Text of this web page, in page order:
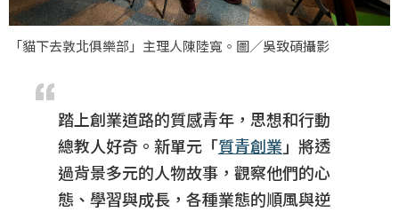
「貓下去敦北俱樂部」主理人陳陸寬。圖／吳致碩攝影
踏上創業道路的質感青年，思想和行動
總教人好奇。新單元「質青創業 」將透
過背景多元的人物故事，觀察他們的心
態、學習與成長，各種業態的順風與逆